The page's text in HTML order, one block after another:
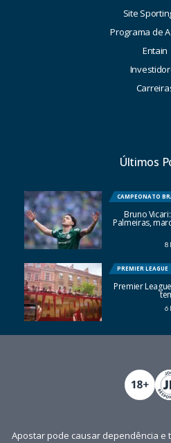
Site
Programa de
Entain
Últimos
CAMPEONATO
Bruno
Palmeiras,
8
PREMIER LEAGUE
Premier
6
Apostar pode causar dependência e